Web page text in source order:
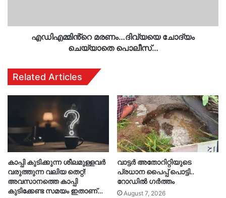
എഡിഎമ്മിൻ്റെ മരണം…ദിവ്യയെ ചോദ്യം
ചെയ്യാതെ പൊലീസ്…
Related Articles
കാപ്പി കുടിക്കുന്ന ശീലമുള്ളവർ
വരുത്തുന്ന വലിയ തെറ്റ്!
അവസാനത്തെ കാപ്പി
കുടിക്കേണ്ട സമയം ഇതാണ്…
വാട്ടർ അതോറിറ്റിയുടെ
പ്രധാന പൈപ്പ് പൊട്ടി..
റോഡിൽ ഗർത്തം
August 7, 2026